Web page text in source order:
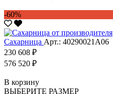
-60%
Сахарница Арт.: 40290021А06
230 608 ₽
576 520 ₽
В корзину
ВЫБЕРИТЕ РАЗМЕР